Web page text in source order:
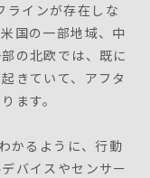
インが存在しな
国の一部地域、中
の北欧では、既に
きていて、アフタ
ます。
かるように、行動
バイスやセンサー